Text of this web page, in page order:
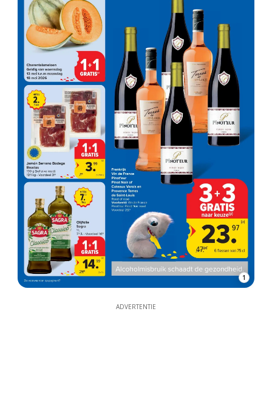
1
ADVERTENTIE